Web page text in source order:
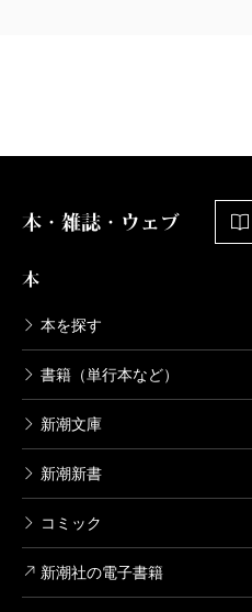
本・雑誌・ウェブ
本
本を探す
書籍（単行本など）
新潮文庫
新潮新書
コミック
新潮社の電子書籍